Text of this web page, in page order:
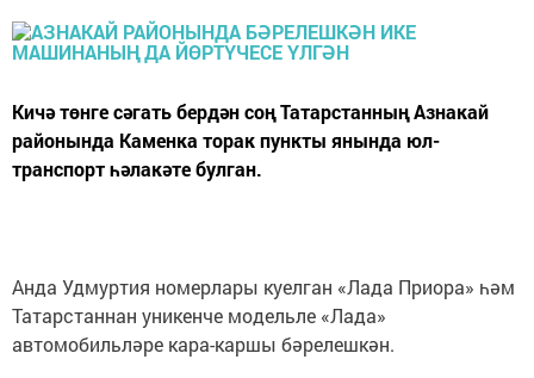
Кичә төнге сәгать бердән соң Татарстанның Азнакай
районында Каменка торак пункты янында юл-
транспорт һәлакәте булган.
Анда Удмуртия номерлары куелган «Лада Приора» һәм
Татарстаннан уникенче модельле «Лада»
автомобильләре кара-каршы бәрелешкән.